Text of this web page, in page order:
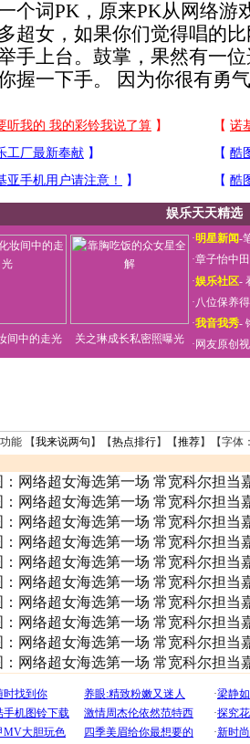
个词PK，原来PK从网络游
超女，如果你们觉得唱的
手上台。鼓掌，果然有一
握一下手。 因为你很有勇
娱乐天天精选
间中的走光 关之琳成长私密照曝光
·明星新闻-
·章子怡中
·娱乐社区-
·八位保养
·我音我秀-
· 网友原创
能 【我来说两句 】【热点排行】【推荐】【字体
：网络超女海选第一场 常宽科尔担当
：网络超女海选第一场 常宽科尔担当
：网络超女海选第一场 常宽科尔担当
：网络超女海选第一场 常宽科尔担当
：网络超女海选第一场 常宽科尔担当
：网络超女海选第一场 常宽科尔担当
：网络超女海选第一场 常宽科尔担当
：网络超女海选第一场 常宽科尔担当
：网络超女海选第一场 常宽科尔担当
：网络超女海选第一场 常宽科尔担当